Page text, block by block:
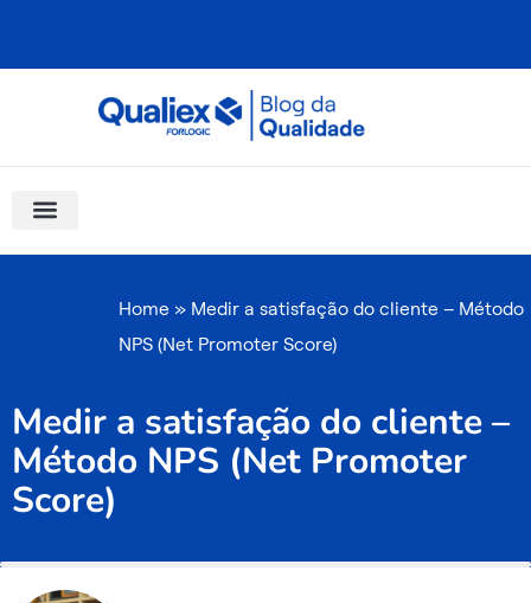
Home » Medir a satisfação do cliente – Método
NPS (Net Promoter Score)
Medir a satisfação do cliente –
Método NPS (Net Promoter
Score)